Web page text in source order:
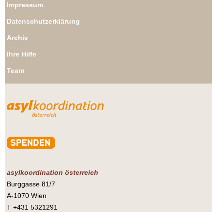
Impressum
Datenschutzerklärung
Archiv
Ihre Hilfe
Team
asylkoordination österreich
Burggasse 81/7
A-1070 Wien
T +431 5321291